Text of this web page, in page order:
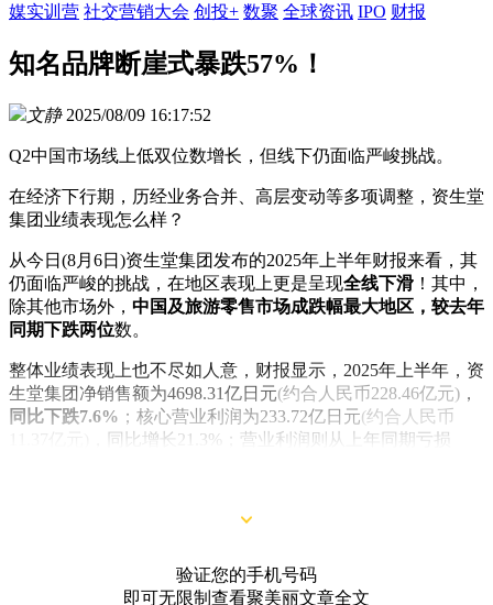
媒实训营 社交营销大会 创投+ 数聚 全球资讯 IPO 财报
知名品牌断崖式暴跌57%！
文静 2025/08/09 16:17:52
Q2中国市场线上低双位数增长，但线下仍面临严峻挑战。
在经济下行期，历经业务合并、高层变动等多项调整，资生堂
集团业绩表现怎么样？
从今日(8月6日)资生堂集团发布的2025年上半年财报来看，其
仍面临严峻的挑战，在地区表现上更是呈现全线下滑 ！其中，
除其他市场外， 中国及旅游零售市场成跌幅最大地区，较去年
同期下跌两位数。
整体业绩表现上也不尽如人意，财报显示，2025年上半年，资
生堂集团净销售额为4698.31亿日元(约合人民币228.46亿元) ，
同比下跌7.6% ；核心营业利润为233.72亿日元(约合人民币
，同比增长21.3%；营业利润则从上年同期亏损
验证您的手机号码
即可无限制查看聚美丽文章全文